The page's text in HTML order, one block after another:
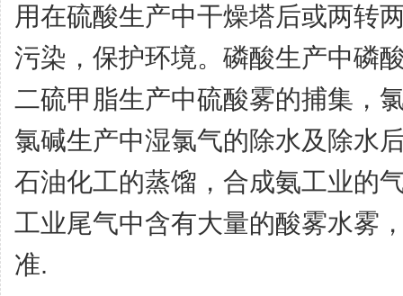
用在硫酸生产中干燥塔后或两转
污染，保护环境。 磷酸生产中磷
二硫甲脂生产中硫酸雾的捕集，
氯碱生产中湿氯气的除水及除水
石油化工的蒸馏，合成氨工业的
工业尾气中含有大量的酸雾水雾
准.